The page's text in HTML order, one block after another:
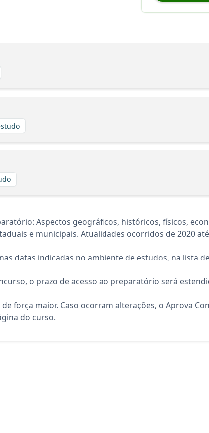
Aspectos geográficos, históricos, físicos,
e municipais. Atualidades ocorridos de 2020
datas indicadas no ambiente de estudos, na lista
o prazo de acesso ao preparatório será
força maior. Caso ocorram alterações, o Aprova
do curso.